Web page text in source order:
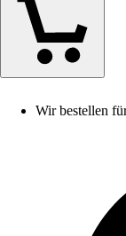
Wir bestellen